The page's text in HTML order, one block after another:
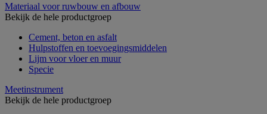
Materiaal voor ruwbouw en afbouw
Bekijk de hele productgroep
Cement, beton en asfalt
Hulpstoffen en toevoegingsmiddelen
Lijm voor vloer en muur
Specie
Meetinstrument
Bekijk de hele productgroep